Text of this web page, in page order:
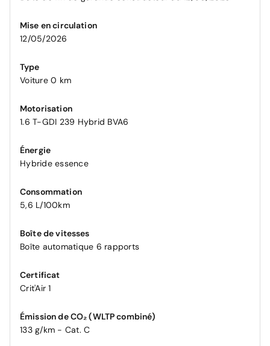
Mise en circulation
12/05/2026
Type
Voiture 0 km
Motorisation
1.6 T-GDI 239 Hybrid BVA6
Énergie
Hybride essence
Consommation
5,6 L/100km
Boîte de vitesses
Boîte automatique 6 rapports
Certificat
Crit'Air 1
Émission de CO₂ (WLTP combiné)
133 g/km - Cat. C